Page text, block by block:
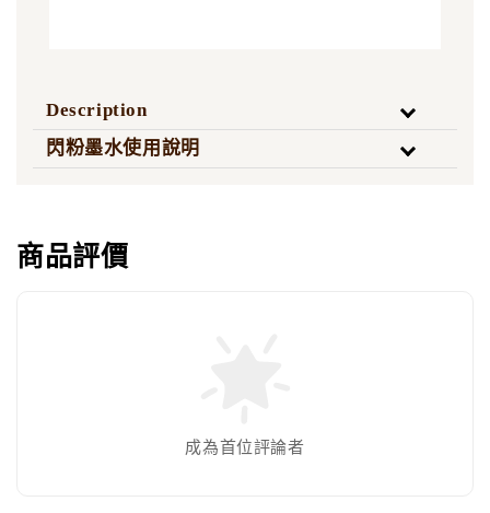
Description
閃粉墨水使用說明
商品評價
成為首位評論者